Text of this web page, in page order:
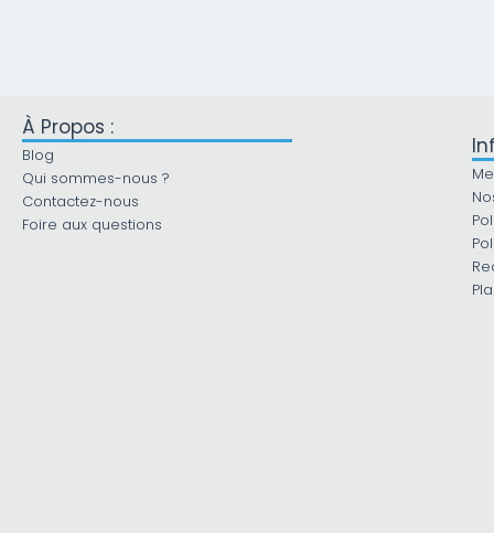
À Propos :
Blog
Qui sommes-nous ?
Contactez-nous
Foire aux questions